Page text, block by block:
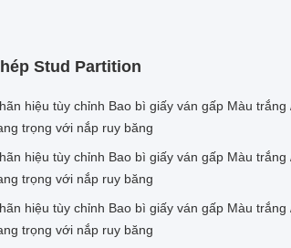
Stud Partition
hiệu tùy chỉnh Bao bì giấy ván gấp Màu
trọng với nắp ruy băng
hiệu tùy chỉnh Bao bì giấy ván gấp Màu
trọng với nắp ruy băng
hiệu tùy chỉnh Bao bì giấy ván gấp Màu
trọng với nắp ruy băng